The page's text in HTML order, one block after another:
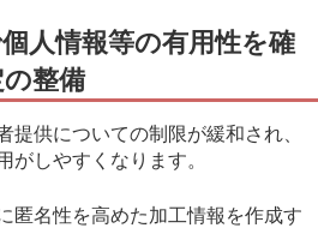
人情報等の有用性を確
整備
供についての制限が緩和され、
がしやすくなります。
匿名性を高めた加工情報を作成す